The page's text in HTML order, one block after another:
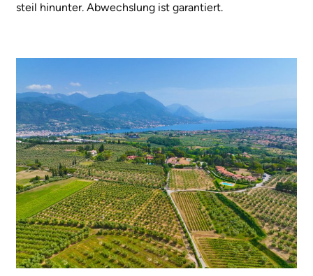
steil hinunter. Abwechslung ist garantiert.